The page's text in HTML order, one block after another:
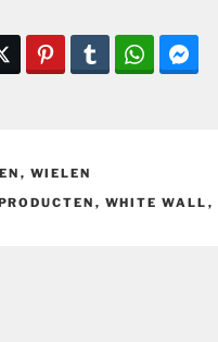
, WIELEN
, WHITE WALL ,